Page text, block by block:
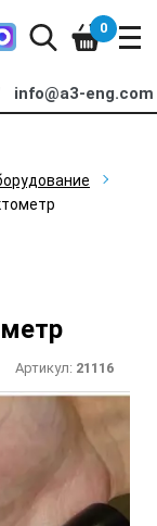
info@a3-eng.com
0
Артикул: 21116